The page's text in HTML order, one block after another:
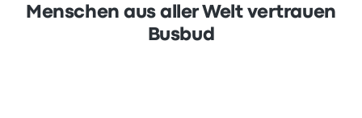
Menschen aus aller Welt vertrauen
Busbud